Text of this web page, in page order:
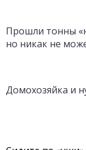
Прошли тонны
но никак не
Домохозяйка и